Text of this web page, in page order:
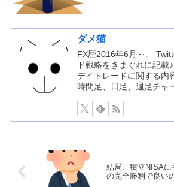
ダメ猫
FX歴2016年6月～。
ド戦略をきまぐれに記載
デイトレードに関する内
時間足、日足、週足チャ
結局、積立NISAに
の完全勝利で良い